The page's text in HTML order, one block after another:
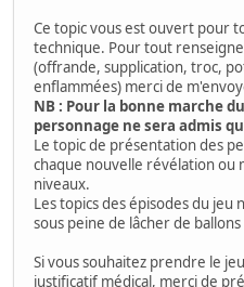
Ce topic vous est ouvert pour
technique. Pour tout
(offrande, supplication, troc,
enflammées) merci de
NB : Pour la bonne marche
personnage ne sera admis
Le topic de présentation des
chaque nouvelle révélation ou
niveaux.
Les topics des épisodes du
sous peine de lâcher de
Si vous souhaitez prendre le
justificatif médical, merci de